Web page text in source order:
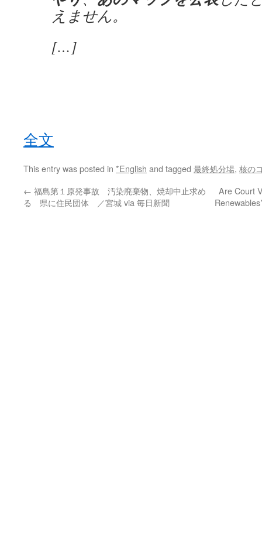
えません。
[…]
全文
This entry was posted in *English and tagged 最終処分場, 核の
← 福島第１原発事故 汚染廃棄物、焼却中止求め
る 県に住民団体 ／宮城 via 毎日新聞
Are Court